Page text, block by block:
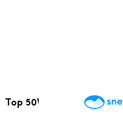
Top 50Webcams